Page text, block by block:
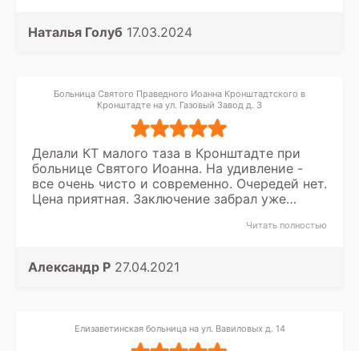
Наталья Голуб 17.03.2024
Больница Святого Праведного Иоанна Кронштадтского в
Кронштадте на ул. Газовый Завод д. 3
Делали КТ малого таза в Кронштадте при
больнице Святого Иоанна. На удивление -
все очень чисто и современно. Очередей нет.
Цена приятная. Заключение забрал уже
Читать полностью
Александр P 27.04.2021
Елизаветинская больница на ул. Вавиловых д. 14